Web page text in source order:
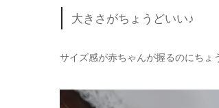
大きさがちょうどいい♪
サイズ感が赤ちゃんが握るのにち